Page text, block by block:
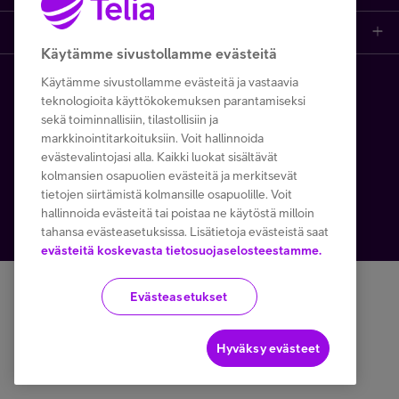
Asiakastuki
Minun Telia
EN SV
Prepaid-liittymät
TV ja viihde
MTV Katsomo
Palvelut
Kierrätysetu
Telia Recycled
Viaplay
TV-ohjelmat
Suoratoistopalvelut
Mikä on 5G?
Asiakasedut
Tilaa uutiskirje
Tilauksen peruuttaminen
Opi ja inspiroidu
Nopeustesti (speed test)
Hinnastot
Telia Helppi -tukipalvelu
Kaapeleiden sijaintitiedot
Häiriötiedotteet
Asiakastuki yrityksille
Asiakaspalvelun yhteystiedot
Asioi kirjautuneena
Etsi Telia Kauppa
Yhteystiedot yrityksille
Minun Telia -sovellus
Telia Finland
Telia yrityksenä
Medialle
Avoimet työpaikat
Kesätyöt ja opiskelijat
Turvaverkko
Yritysvastuu
Yleispalveluvelvoite
Copyright Telia Company 2026 Tietosuoja ja -turva
Käyttöehdot Evästeiden käyttö
Toimitusehdot ja palvelukuvaukset
Käytämme tällä verkkosivustolla Google reCAPTCHAa
Käytämme sivustollamme evästeitä
Käytämme sivustollamme evästeitä ja vastaavia
teknologioita käyttökokemuksen parantamiseksi
sekä toiminnallisiin, tilastollisiin ja
markkinointitarkoituksiin. Voit hallinnoida
evästevalintojasi alla. Kaikki luokat sisältävät
kolmansien osapuolien evästeitä ja merkitsevät
tietojen siirtämistä kolmansille osapuolille. Voit
hallinnoida evästeitä tai poistaa ne käytöstä milloin
tahansa evästeasetuksissa. Lisätietoja evästeistä saat
evästeitä koskevasta tietosuojaselosteestamme.
Evästeasetukset
Hyväksy evästeet